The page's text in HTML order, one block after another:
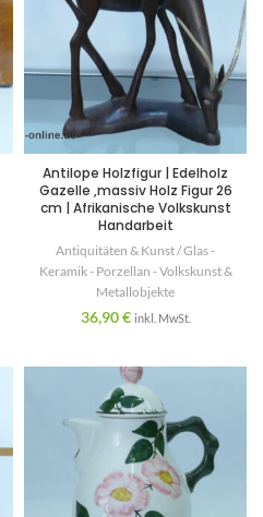
Antilope Holzfigur | Edelholz
Gazelle ,massiv Holz Figur 26
cm | Afrikanische Volkskunst
Handarbeit
Antiquitäten & Kunst / Glas -
Keramik - Porzellan - Volkskunst &
Metallobjekte
36,90€ inkl. MwSt.